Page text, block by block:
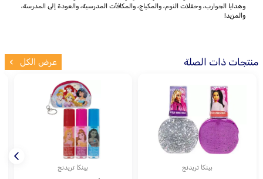
وهدايا الجوارب، وحفلات النوم، والمكياج، والمكافآت المدرسية، والعودة إلى المدرسة،
والمزيد!
منتجات ذات الصلة عرض الكل
بينكا تريدنج بينكا تريدنج